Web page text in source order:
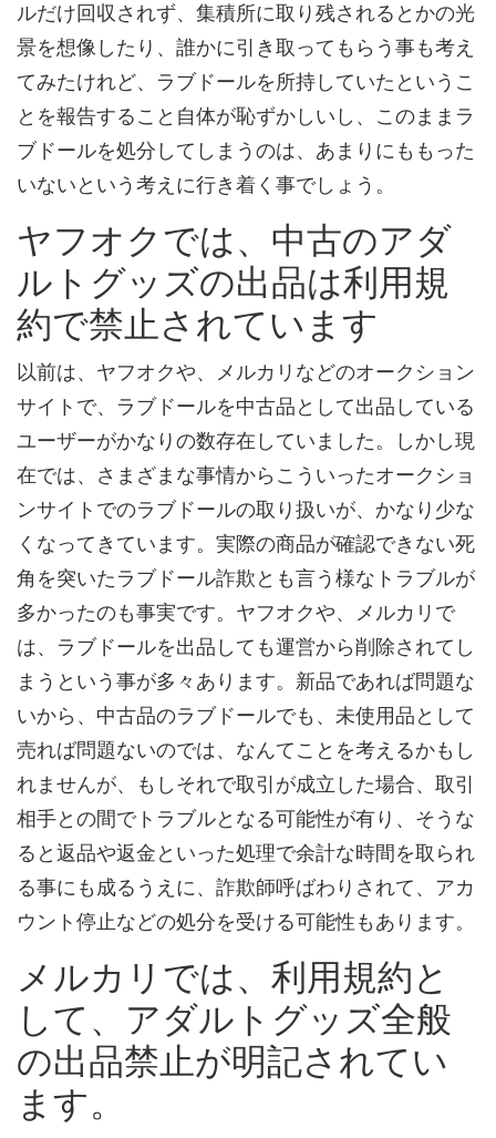
ルだけ回収されず、集積所に取り残されるとかの光
景を想像したり、誰かに引き取ってもらう事も考え
てみたけれど、ラブドールを所持していたというこ
とを報告すること自体が恥ずかしいし、このままラ
ブドールを処分してしまうのは、あまりにももった
いないという考えに行き着く事でしょう。
ヤフオクでは、中古のアダ
ルトグッズの出品は利用規
約で禁止されています
以前は、ヤフオクや、メルカリなどのオークション
サイトで、ラブドールを中古品として出品している
ユーザーがかなりの数存在していました。しかし現
在では、さまざまな事情からこういったオークショ
ンサイトでのラブドールの取り扱いが、かなり少な
くなってきています。実際の商品が確認できない死
角を突いたラブドール詐欺とも言う様なトラブルが
多かったのも事実です。ヤフオクや、メルカリで
は、ラブドールを出品しても運営から削除されてし
まうという事が多々あります。新品であれば問題な
いから、中古品のラブドールでも、未使用品として
売れば問題ないのでは、なんてことを考えるかもし
れませんが、もしそれで取引が成立した場合、取引
相手との間でトラブルとなる可能性が有り、そうな
ると返品や返金といった処理で余計な時間を取られ
る事にも成るうえに、詐欺師呼ばわりされて、アカ
ウント停止などの処分を受ける可能性もあります。
メルカリでは、利用規約と
して、アダルトグッズ全般
の出品禁止が明記されてい
ます。